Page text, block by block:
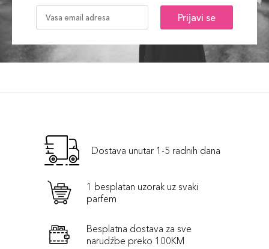
Prijavi se
Dostava unutar 1-5 radnih dana
1 besplatan uzorak uz svaki
parfem
Besplatna dostava za sve
narudźbe preko 100KM